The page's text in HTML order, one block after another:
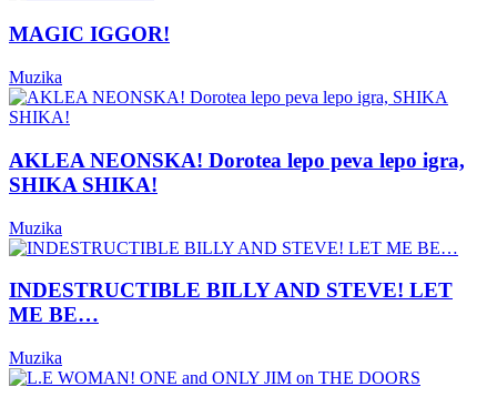
MAGIC IGGOR!
Muzika
AKLEA NEONSKA! Dorotea lepo peva lepo igra,
SHIKA SHIKA!
Muzika
INDESTRUCTIBLE BILLY AND STEVE! LET
ME BE…
Muzika